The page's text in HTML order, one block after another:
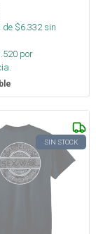
de $6.332sin
por
SIN STOCK